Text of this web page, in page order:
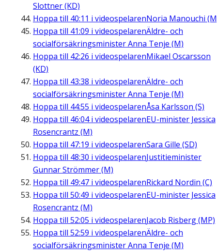
Slottner (KD)
Hoppa till 40:11 i videospelarenNoria Manouchi
Hoppa till 41:09 i videospelarenÄldre- och
socialförsäkringsminister Anna Tenje (M)
Hoppa till 42:26 i videospelarenMikael Oscarsson
(KD)
Hoppa till 43:38 i videospelarenÄldre- och
socialförsäkringsminister Anna Tenje (M)
Hoppa till 44:55 i videospelarenÅsa Karlsson (S)
Hoppa till 46:04i videospelarenEU-minister Jessica
Rosencrantz (M)
Hoppa till 47:19 i videospelarenSara Gille (SD)
Hoppa till 48:30 i videospelarenJustitieminister
Gunnar Strömmer (M)
Hoppa till 49:47 i videospelarenRickard Nordin (C)
Hoppa till 50:49 i videospelarenEU-minister Jessica
Rosencrantz (M)
Hoppa till 52:05 i videospelarenJacob Risberg (MP)
Hoppa till 52:59 i videospelarenÄldre- och
socialförsäkringsminister Anna Tenje (M)